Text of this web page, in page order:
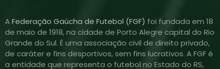
AFederação Gaúcha de Futebol (FGF) foi fundada em 18
de maio de 1918, na cidade de Porto Alegre capital do Rio
Grande do Sul. É uma associação civil de direito privado,
de caráter e fins desportivos, sem fins lucrativos. A FGF é
a entidade que representa o futebol no Estado do RS,